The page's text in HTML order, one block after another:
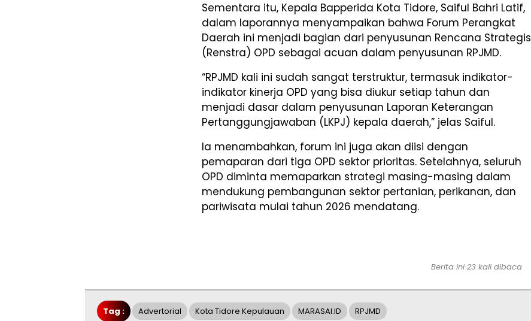
Sementara itu, Kepala Bapperida Kota Tidore, Saiful Bahri Latif,
dalam laporannya menyampaikan bahwa Forum Perangkat
Daerah ini menjadi bagian dari penyusunan Rencana Strategis
(Renstra) OPD sebagai acuan dalam penyusunan RPJMD.
“RPJMD kali ini sudah sangat terstruktur, termasuk indikator-
indikator kinerja OPD yang bisa diukur setiap tahun dan
menjadi dasar dalam penyusunan Laporan Keterangan
Pertanggungjawaban (LKPJ) kepala daerah,” jelas Saiful.
Ia menambahkan, forum ini juga akan diisi dengan
pemaparan dari tiga OPD sektor prioritas. Setelahnya, seluruh
OPD diminta memaparkan strategi masing-masing dalam
mendukung pembangunan sektor pertanian, perikanan, dan
pariwisata mulai tahun 2026 mendatang.
Berita ini 23 kali dibaca
Tag : Advertorial Kota Tidore Kepulauan MARASAI.ID RPJMD